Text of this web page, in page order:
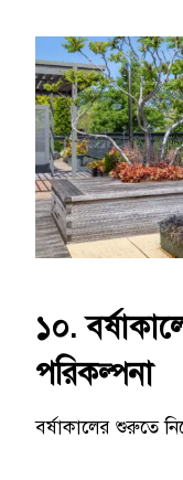
১০.
পরিকল্পনা
বর্ষাকালের শুরুতে